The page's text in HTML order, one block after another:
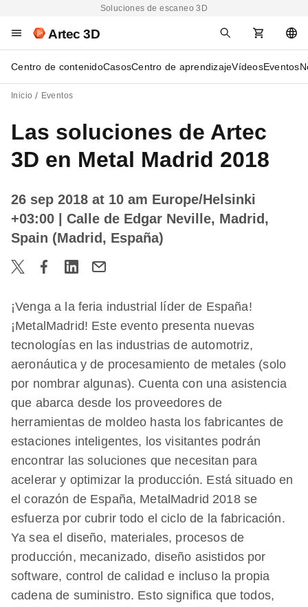
Soluciones de escaneo 3D
Artec 3D
Centro de contenidoCasosCentro de aprendizajeVídeosEventos
Inicio Eventos
Las soluciones de Artec
3D en Metal Madrid 2018
26 sep 2018 at 10 am Europe/Helsinki
+03:00
| Calle de Edgar Neville, Madrid,
Spain (Madrid, España)
¡Venga a la feria industrial líder de España!
¡MetalMadrid! Este evento presenta nuevas
tecnologías en las industrias de automotriz,
aeronáutica y de procesamiento de metales (solo
por nombrar algunas). Cuenta con una asistencia
que abarca desde los proveedores de
herramientas de moldeo hasta los fabricantes de
estaciones inteligentes, los visitantes podrán
encontrar las soluciones que necesitan para
acelerar y optimizar la producción. Está situado en
el corazón de España, MetalMadrid 2018 se
esfuerza por cubrir todo el ciclo de la fabricación.
Ya sea el diseño, materiales, procesos de
producción, mecanizado, diseño asistidos por
software, control de calidad e incluso la propia
cadena de suministro. Esto significa que todos,